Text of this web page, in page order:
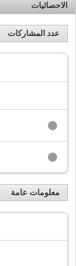
الاحصائيات
عدد المشاركات
معلومات عامة